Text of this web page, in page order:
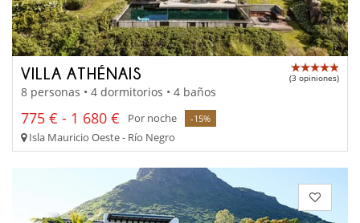
VILLA ATHÉNAIS (3 opiniones)
8 personas • 4 dormitorios • 4 baños
775 € - 1 680 € Por noche -15%
Isla Mauricio Oeste - Río Negro